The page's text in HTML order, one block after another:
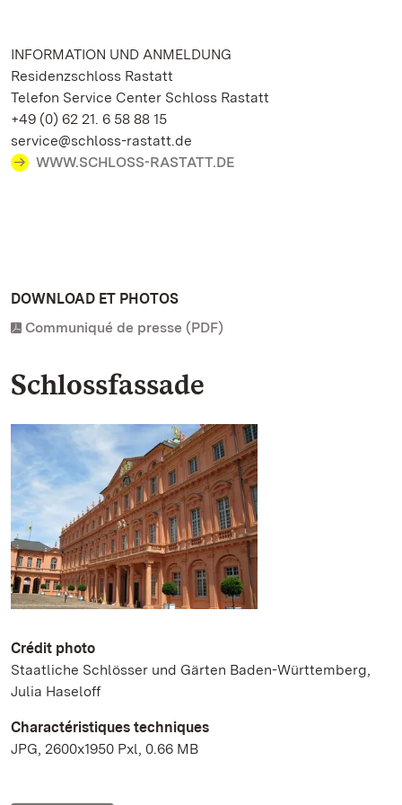
INFORMATION UND ANMELDUNG
Residenzschloss Rastatt
Telefon Service Center Schloss Rastatt
+49 (0) 62 21. 6 58 88 15
service@schloss-rastatt.de
WWW.SCHLOSS-RASTATT.DE
DOWNLOAD ET PHOTOS
Communiqué de presse (PDF)
Schlossfassade
Crédit photo
Staatliche Schlösser und Gärten Baden-Württemberg,
Julia Haseloff
Charactéristiques techniques
JPG, 2600x1950 Pxl, 0.66 MB